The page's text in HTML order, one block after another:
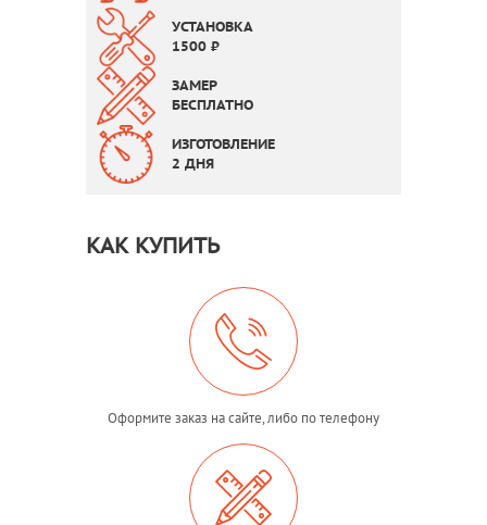
УСТАНОВКА
1500 ₽
ЗАМЕР
БЕСПЛАТНО
ИЗГОТОВЛЕНИЕ
2 ДНЯ
КАК КУПИТЬ
Оформите заказ на сайте, либо по телефону